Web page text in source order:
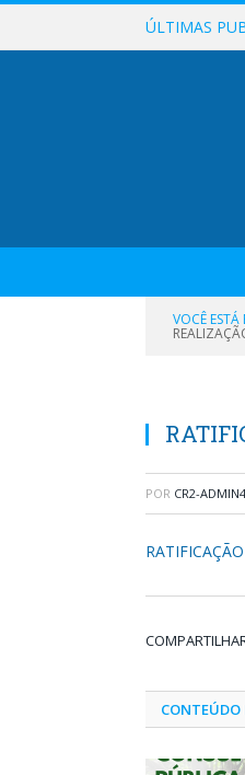
ÚLTIMAS
VOCÊ ESTÁ
POR CR2-ADMIN4
CONTEÚDO